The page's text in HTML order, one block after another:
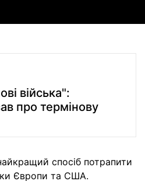
війська":
про термінову
спосіб потрапити
Європи та США.